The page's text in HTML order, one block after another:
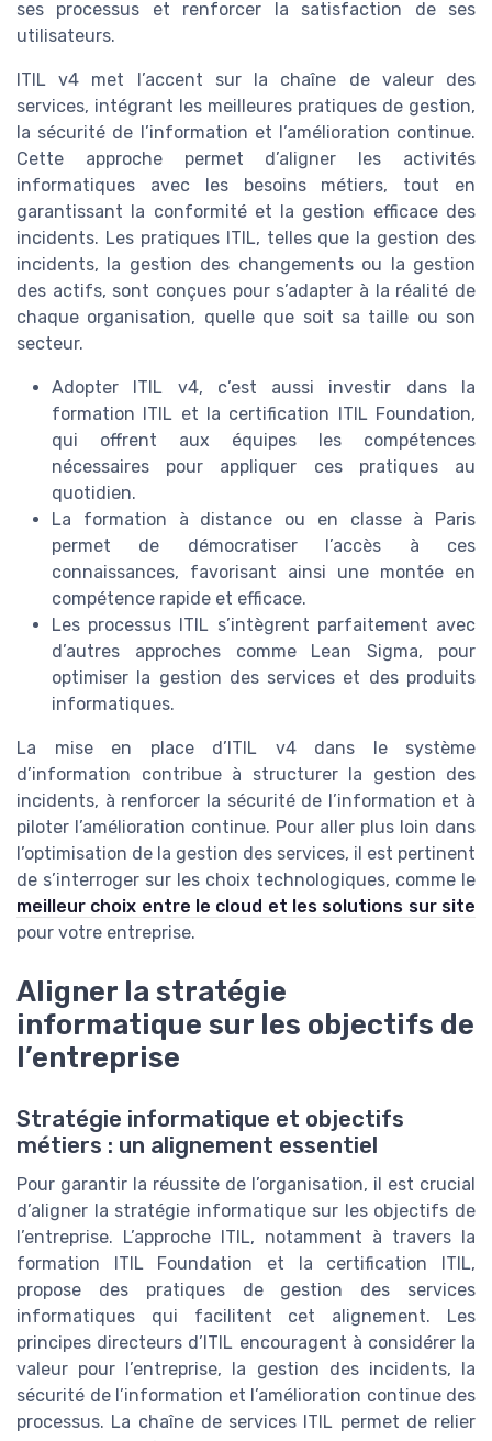
ses processus et renforcer la satisfaction de ses
utilisateurs.
ITIL v4 met l’accent sur la chaîne de valeur des
services, intégrant les meilleures pratiques de gestion,
la sécurité de l’information et l’amélioration continue.
Cette approche permet d’aligner les activités
informatiques avec les besoins métiers, tout en
garantissant la conformité et la gestion efficace des
incidents. Les pratiques ITIL, telles que la gestion des
incidents, la gestion des changements ou la gestion
des actifs, sont conçues pour s’adapter à la réalité de
chaque organisation, quelle que soit sa taille ou son
secteur.
Adopter ITIL v4, c’est aussi investir dans la
formation ITIL et la certification ITIL Foundation,
qui offrent aux équipes les compétences
nécessaires pour appliquer ces pratiques au
quotidien.
La formation à distance ou en classe à Paris
permet de démocratiser l’accès à ces
connaissances, favorisant ainsi une montée en
compétence rapide et efficace.
Les processus ITIL s’intègrent parfaitement avec
d’autres approches comme Lean Sigma, pour
optimiser la gestion des services et des produits
informatiques.
La mise en place d’ITIL v4 dans le système
d’information contribue à structurer la gestion des
incidents, à renforcer la sécurité de l’information et à
piloter l’amélioration continue. Pour aller plus loin dans
l’optimisation de la gestion des services, il est pertinent
de s’interroger sur les choix technologiques, comme le
meilleur choix entre le cloud et les solutions sur site
pour votre entreprise.
Aligner la stratégie
informatique sur les objectifs de
l’entreprise
Stratégie informatique et objectifs
métiers : un alignement essentiel
Pour garantir la réussite de l’organisation, il est crucial
d’aligner la stratégie informatique sur les objectifs de
l’entreprise. L’approche ITIL, notamment à travers la
formation ITIL Foundation et la certification ITIL,
propose des pratiques de gestion des services
informatiques qui facilitent cet alignement. Les
principes directeurs d’ITIL encouragent à considérer la
valeur pour l’entreprise, la gestion des incidents, la
sécurité de l’information et l’amélioration continue des
processus. La chaîne de services ITIL permet de relier